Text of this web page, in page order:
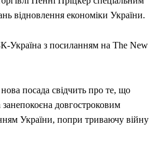
відновлення економіки України.
Україна з посиланням на The New
посада свідчить про те, що
занепокоєна довгостроковим
України, попри триваючу війну